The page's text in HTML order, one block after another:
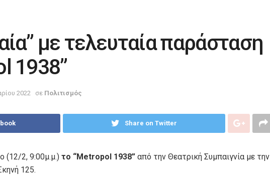
με τελευταία παράσταση
1938”
2022 σε Πολιτισμός
Share on Twitter
(12/2, 9:00μ.μ.) το “Metropol 1938” από την Θεατρική Συμπαιγνία με την
125.